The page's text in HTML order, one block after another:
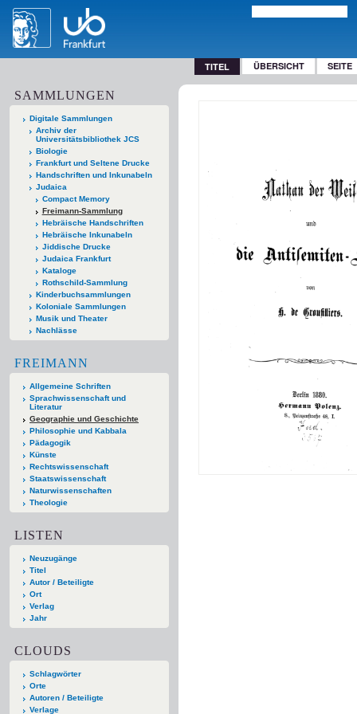
TITEL ÜBERSICHT SEITE
SAMMLUNGEN
Digitale Sammlungen
Archiv der
Universitätsbibliothek JCS
Biologie
Frankfurt und Seltene Drucke
Handschriften und Inkunabeln
Judaica
Compact Memory
Freimann-Sammlung
Hebräische Handschriften
Hebräische Inkunabeln
Jiddische Drucke
Judaica Frankfurt
Kataloge
Rothschild-Sammlung
Kinderbuchsammlungen
Koloniale Sammlungen
Musik und Theater
Nachlässe
FREIMANN
Allgemeine Schriften
Sprachwissenschaft und
Literatur
Geographie und Geschichte
Philosophie und Kabbala
Pädagogik
Künste
Rechtswissenschaft
Staatswissenschaft
Naturwissenschaften
Theologie
LISTEN
Neuzugänge
Titel
Autor / Beteiligte
Ort
Verlag
Jahr
CLOUDS
Schlagwörter
Orte
Autoren / Beteiligte
Verlage